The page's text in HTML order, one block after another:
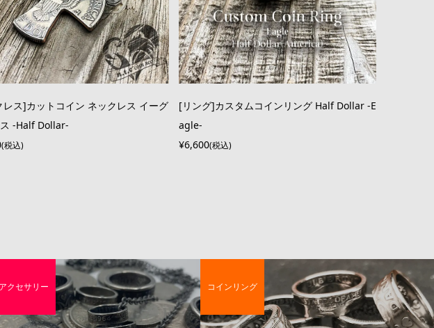
レス]カットコイン ネックレス イーグ
-Half Dollar-
(税込)
[リング]カスタムコインリング Half Dollar -E
agle-
¥6,600(税込)
クセサリー コインリング